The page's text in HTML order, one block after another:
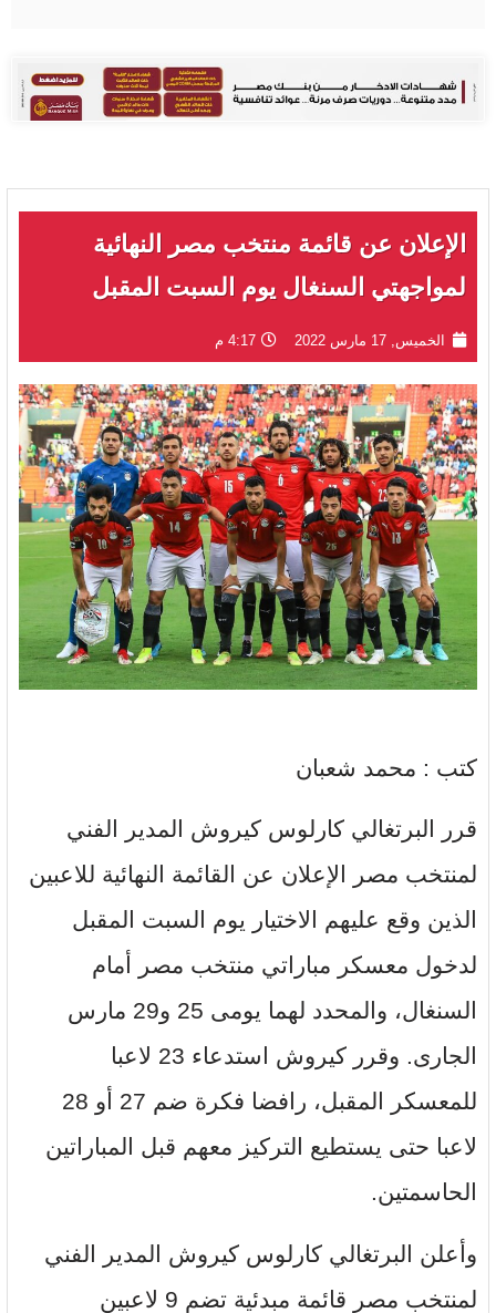
الإعلان عن قائمة منتخب مصر النهائية
لمواجهتي السنغال يوم السبت المقبل
الخميس, 17 مارس 2022 4:17 م
كتب : محمد شعبان
قرر البرتغالي كارلوس كيروش المدير الفني
لمنتخب مصر الإعلان عن القائمة النهائية للاعبين
الذين وقع عليهم الاختيار يوم السبت المقبل
لدخول معسكر مباراتي منتخب مصر أمام
السنغال، والمحدد لهما يومى 25 و29 مارس
الجارى. وقرر كيروش استدعاء 23 لاعبا
للمعسكر المقبل، رافضا فكرة ضم 27 أو 28
لاعبا حتى يستطيع التركيز معهم قبل المباراتين
الحاسمتين.
وأعلن البرتغالي كارلوس كيروش المدير الفني
لمنتخب مصر قائمة مبدئية تضم 9 لاعبين